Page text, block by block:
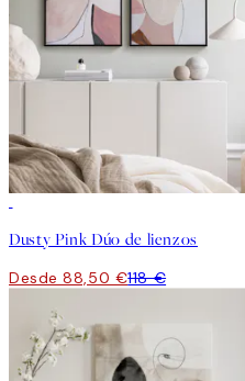
Dusty Pink Dúo de lienzos
Desde 88,50 €118 €